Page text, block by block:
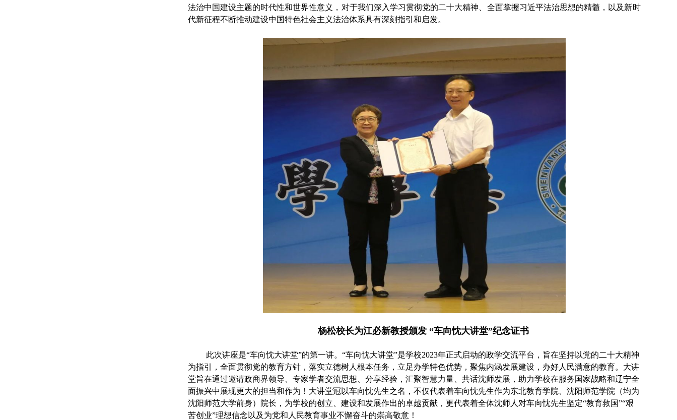
法治中国建设主题的时代性和世界性意义，对于我们深入学习贯彻党的二十大精神、全面掌握习近平法治思想的精髓，以及新时
代新征程不断推动建设中国特色社会主义法治体系具有深刻指引和启发。
杨松校长为江必新教授颁发 “车向忱大讲堂”纪念证书
此次讲座是“车向忱大讲堂”的第一讲。“车向忱大讲堂”是学校2023年正式启动的政学交流平台，旨在坚持以党的二十大精神
为指引，全面贯彻党的教育方针，落实立德树人根本任务，立足办学特色优势，聚焦内涵发展建设，办好人民满意的教育。大讲
堂旨在通过邀请政商界领导、专家学者交流思想、分享经验，汇聚智慧力量、共话沈师发展，助力学校在服务国家战略和辽宁全
面振兴中展现更大的担当和作为！大讲堂冠以车向忱先生之名，不仅代表着车向忱先生作为东北教育学院、沈阳师范学院（均为
沈阳师范大学前身）院长，为学校的创立、建设和发展作出的卓越贡献，更代表着全体沈师人对车向忱先生坚定“教育救国”“艰
苦创业”理想信念以及为党和人民教育事业不懈奋斗的崇高敬意！